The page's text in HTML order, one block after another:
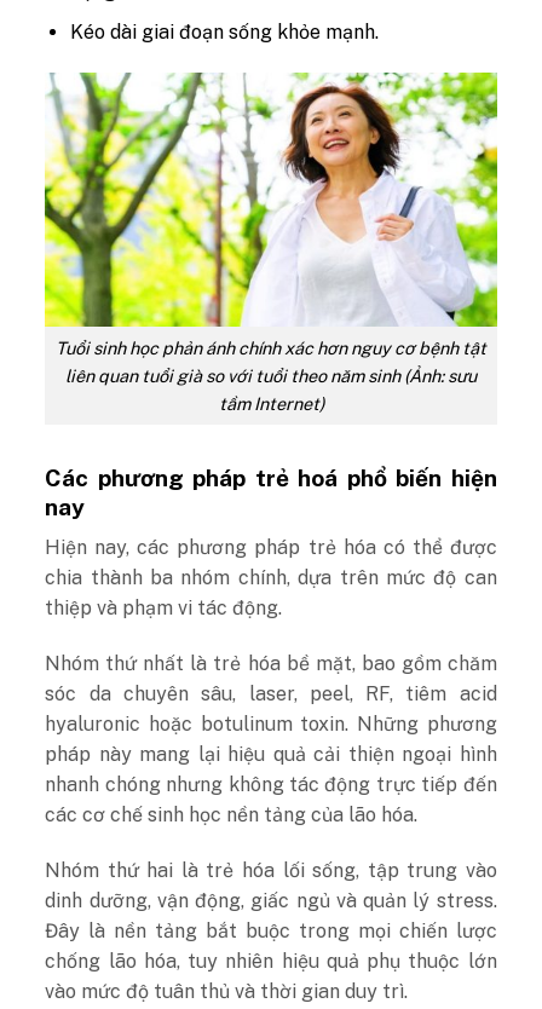
Kéo dài giai đoạn sống khỏe mạnh.
Tuổi sinh học phản ánh chính xác hơn nguy cơ bệnh tật
liên quan tuổi già so với tuổi theo năm sinh (Ảnh: sưu
tầm Internet)
Các phương pháp trẻ hoá phổ biến hiện
nay
Hiện nay, các phương pháp trẻ hóa có thể được
chia thành ba nhóm chính, dựa trên mức độ can
thiệp và phạm vi tác động.
Nhóm thứ nhất là trẻ hóa bề mặt, bao gồm chăm
sóc da chuyên sâu, laser, peel, RF, tiêm acid
hyaluronic hoặc botulinum toxin. Những phương
pháp này mang lại hiệu quả cải thiện ngoại hình
nhanh chóng nhưng không tác động trực tiếp đến
các cơ chế sinh học nền tảng của lão hóa.
Nhóm thứ hai là trẻ hóa lối sống, tập trung vào
dinh dưỡng, vận động, giấc ngủ và quản lý stress.
Đây là nền tảng bắt buộc trong mọi chiến lược
chống lão hóa, tuy nhiên hiệu quả phụ thuộc lớn
vào mức độ tuân thủ và thời gian duy trì.